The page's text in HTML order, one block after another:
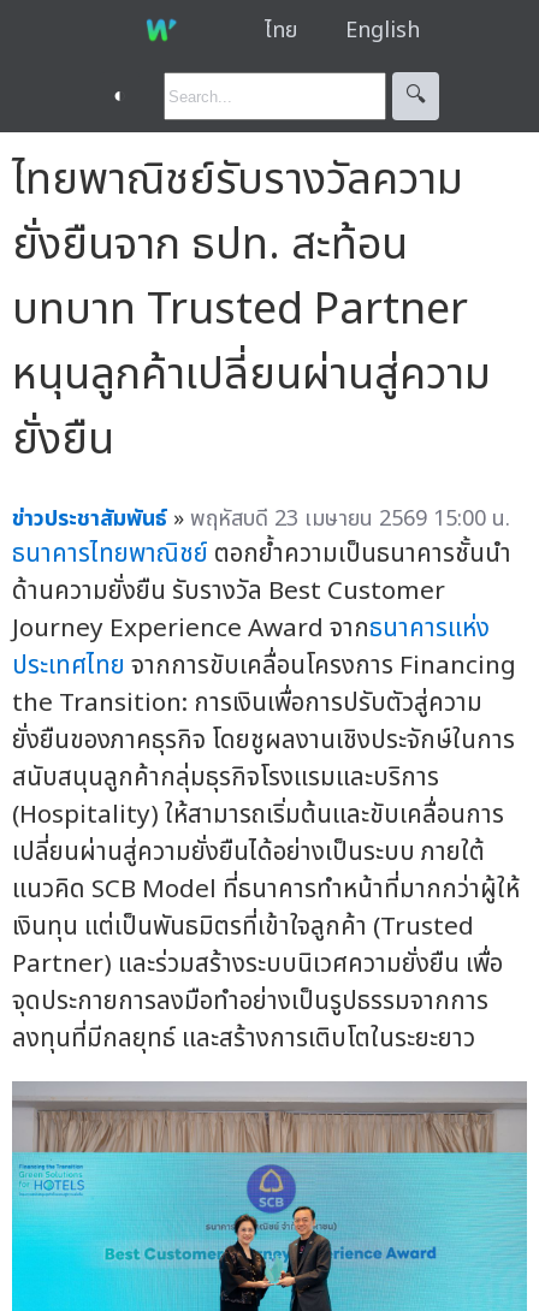
ไทย English
◐ 🔍︎
ไทยพาณิชย์รับรางวัลความ
ยั่งยืนจาก ธปท. สะท้อน
บทบาท Trusted Partner
หนุนลูกค้าเปลี่ยนผ่านสู่ความ
ยั่งยืน
ข่าวประชาสัมพันธ์ »พฤหัสบดี 23 เมษายน 2569 15:00 น.
ธนาคารไทยพาณิชย์ ตอกย้ำความเป็นธนาคารชั้นนำ
ด้านความยั่งยืน รับรางวัล Best Customer
Journey Experience Award จากธนาคารแห่ง
ประเทศไทย จากการขับเคลื่อนโครงการ Financing
the Transition: การเงินเพื่อการปรับตัวสู่ความ
ยั่งยืนของภาคธุรกิจ โดยชูผลงานเชิงประจักษ์ในการ
สนับสนุนลูกค้ากลุ่มธุรกิจโรงแรมและบริการ
(Hospitality) ให้สามารถเริ่มต้นและขับเคลื่อนการ
เปลี่ยนผ่านสู่ความยั่งยืนได้อย่างเป็นระบบ ภายใต้
แนวคิด SCB Model ที่ธนาคารทำหน้าที่มากกว่าผู้ให้
เงินทุน แต่เป็นพันธมิตรที่เข้าใจลูกค้า (Trusted
Partner) และร่วมสร้างระบบนิเวศความยั่งยืน เพื่อ
จุดประกายการลงมือทำอย่างเป็นรูปธรรมจากการ
ลงทุนที่มีกลยุทธ์ และสร้างการเติบโตในระยะยาว